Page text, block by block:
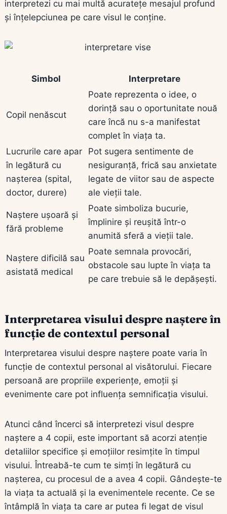
interpretezi cu mai multă acuratețe mesajul profund
și înțelepciunea pe care visul le conține.
Simbol Interpretare
Copil nenăscut
Poate reprezenta o idee, o
dorință sau o oportunitate nouă
care încă nu s-a manifestat
complet în viața ta.
Lucrurile care apar
în legătură cu
nașterea (spital,
doctor, durere)
Pot sugera sentimente de
nesiguranță, frică sau anxietate
legate de viitor sau de aspecte
ale vieții tale.
Naștere ușoară și
fără probleme
Poate simboliza bucurie,
împlinire și reușită într-o
anumită sferă a vieții tale.
Naștere dificilă sau
asistată medical
Poate semnala provocări,
obstacole sau lupte în viața ta
pe care trebuie să le depășești.
Interpretarea visului despre naștere în
funcție de contextul personal
Interpretarea visului despre naștere poate varia în
funcție de contextul personal al visătorului. Fiecare
persoană are propriile experiențe, emoții și
evenimente care pot influența semnificația visului.
Atunci când încerci să interpretezi visul despre
naștere a 4 copii, este important să acorzi atenție
detaliilor specifice și emoțiilor resimțite în timpul
visului. Întreabă-te cum te simți în legătură cu
nașterea, cu procesul de a avea 4 copii. Gândește-te
la viața ta actuală și la evenimentele recente. Ce se
întâmplă în viața ta care ar putea fi legat de visul